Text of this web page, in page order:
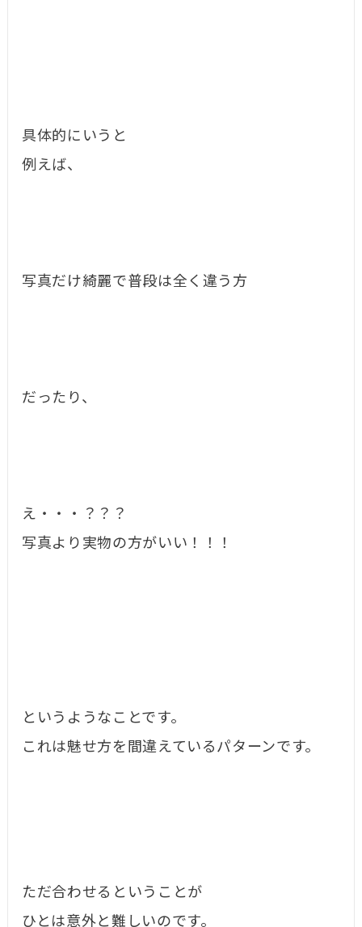
具体的にいうと
例えば、
写真だけ綺麗で普段は全く違う方
だったり、
え・・・？？？
写真より実物の方がいい！！！
というようなことです。
これは魅せ方を間違えているパターンです。
ただ合わせるということが
ひとは意外と難しいのです。